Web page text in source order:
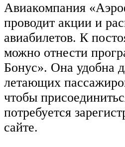
Авиакомпания
проводит акции и
авиабилетов. К
можно отнести
Бонус». Она удобна
летающих
чтобы
потребуется
сайте.